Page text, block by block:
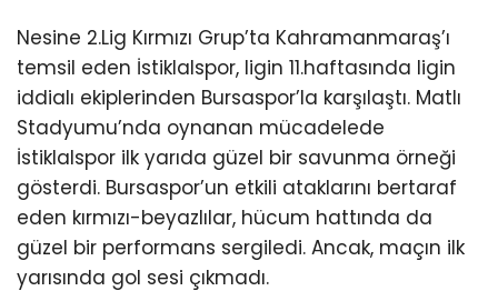
WhatsApp
İhbar Hattı
Nesine 2.Lig Kırmızı Grup’ta Kahramanmaraş’ı
temsil eden İstiklalspor, ligin 11.haftasında ligin
iddialı ekiplerinden Bursaspor’la karşılaştı. Matlı
Stadyumu’nda oynanan mücadelede
İstiklalspor ilk yarıda güzel bir savunma örneği
gösterdi. Bursaspor’un etkili ataklarını bertaraf
eden kırmızı-beyazlılar, hücum hattında da
güzel bir performans sergiledi. Ancak, maçın ilk
yarısında gol sesi çıkmadı.